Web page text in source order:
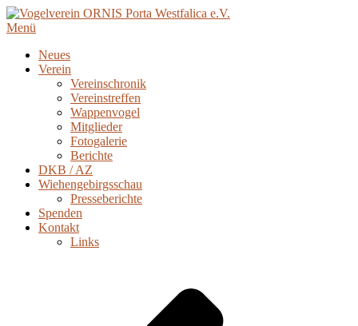
Menü
Neues
Verein
Vereinschronik
Vereinstreffen
Wappenvogel
Mitglieder
Fotogalerie
Berichte
DKB / AZ
Wiehengebirgsschau
Presseberichte
Spenden
Kontakt
Links